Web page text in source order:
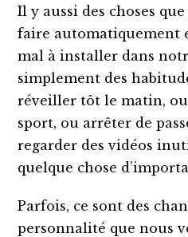
Il y aussi des choses
faire automatiquement
mal à installer dans
simplement des
réveiller tôt le matin,
sport, ou arrêter de
regarder des vidéos
quelque chose
Parfois, ce sont des
personnalité que nous